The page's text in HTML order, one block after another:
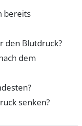
bereits
den Blutdruck?
dem
senken?